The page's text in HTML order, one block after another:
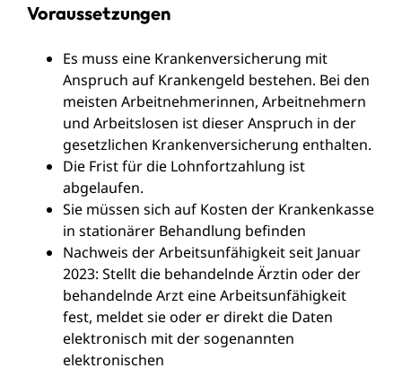
Voraussetzungen
Es muss eine Krankenversicherung mit
Anspruch auf Krankengeld bestehen. Bei den
meisten Arbeitnehmerinnen, Arbeitnehmern
und Arbeitslosen ist dieser Anspruch in der
gesetzlichen Krankenversicherung enthalten.
Die Frist für die Lohnfortzahlung ist
abgelaufen.
Sie müssen sich auf Kosten der Krankenkasse
in stationärer Behandlung befinden
Nachweis der Arbeitsunfähigkeit seit Januar
2023: Stellt die behandelnde Ärztin oder der
behandelnde Arzt eine Arbeitsunfähigkeit
fest, meldet sie oder er direkt die Daten
elektronisch mit der sogenannten
elektronischen